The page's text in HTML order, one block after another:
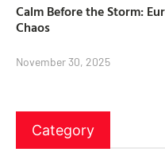
Calm Before the Storm:
Chaos
November 30, 2025
Category